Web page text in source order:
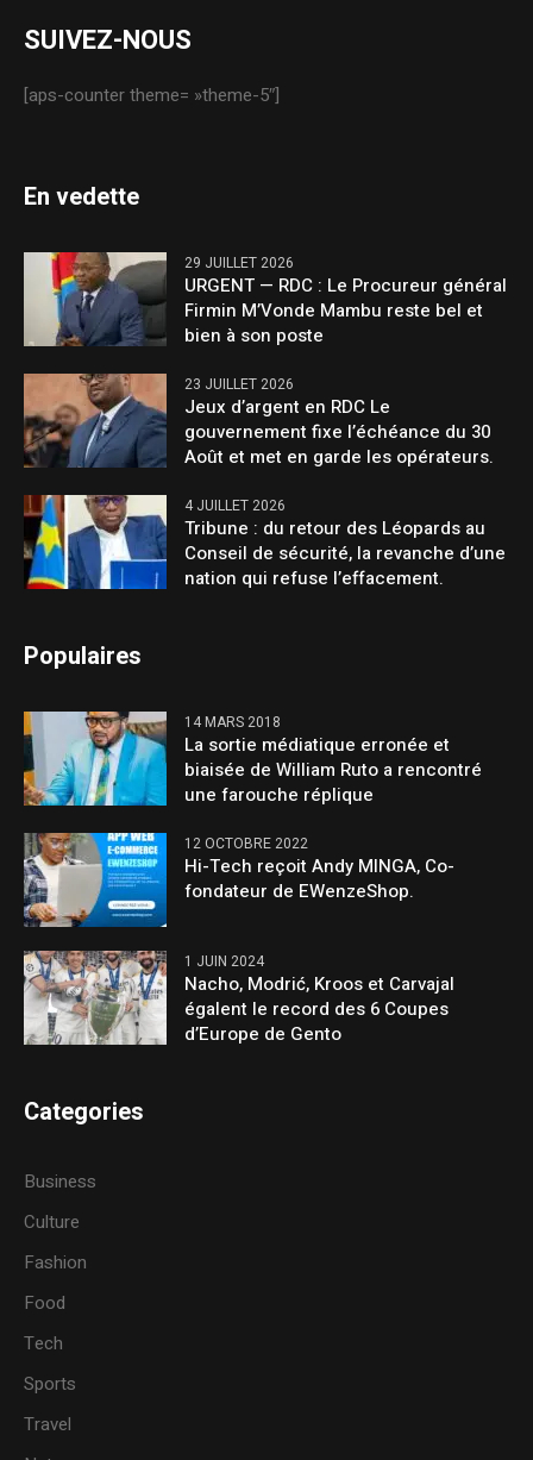
SUIVEZ-NOUS
[aps-counter theme= »theme-5″]
En vedette
29 JUILLET 2026
URGENT — RDC : Le Procureur général
Firmin M’Vonde Mambu reste bel et
bien à son poste
23 JUILLET 2026
Jeux d’argent en RDC Le
gouvernement fixe l’échéance du 30
Août et met en garde les opérateurs.
4 JUILLET 2026
Tribune : du retour des Léopards au
Conseil de sécurité, la revanche d’une
nation qui refuse l’effacement.
Populaires
14 MARS 2018
La sortie médiatique erronée et
biaisée de William Ruto a rencontré
une farouche réplique
12 OCTOBRE 2022
Hi-Tech reçoit Andy MINGA, Co-
fondateur de EWenzeShop.
1 JUIN 2024
Nacho, Modrić, Kroos et Carvajal
égalent le record des 6 Coupes
d’Europe de Gento
Categories
Business
Culture
Fashion
Food
Tech
Sports
Travel